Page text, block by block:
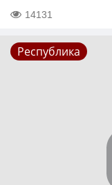
14131
Республика